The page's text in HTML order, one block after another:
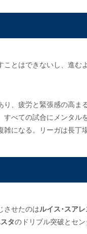
ことはできないし、進
り、疲労と緊張感の高
べての試合にメンタ
になる。リーガは長丁
させたのはルイス･スアレ
タのドリブル突破とセン